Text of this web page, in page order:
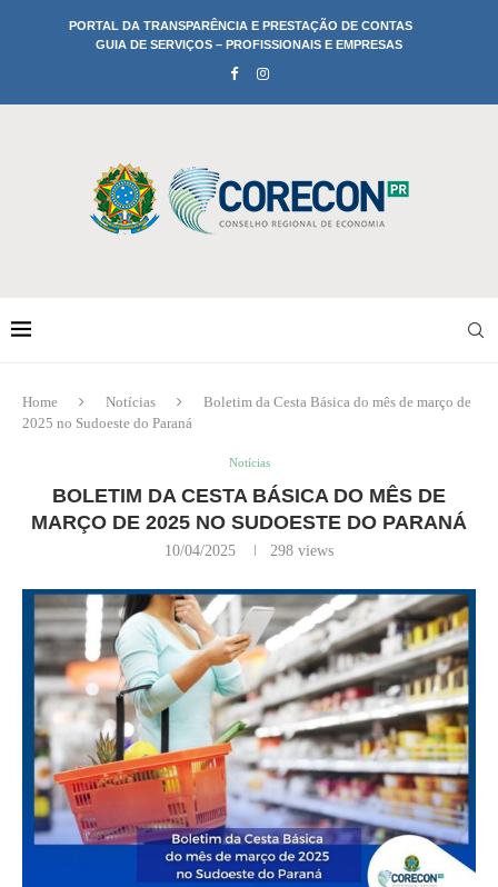
PORTAL DA TRANSPARÊNCIA E PRESTAÇÃO DE CONTAS
GUIA DE SERVIÇOS – PROFISSIONAIS E EMPRESAS
Home Notícias
Boletim da Cesta Básica do mês de março de
2025 no Sudoeste do Paraná
Notícias
BOLETIM DA CESTA BÁSICA DO MÊS DE
MARÇO DE 2025 NO SUDOESTE DO PARANÁ
10/04/2025 298 views